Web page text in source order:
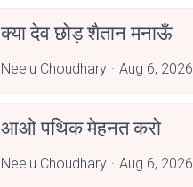
क्या देव छोड़ शैतान मनाऊँ
Neelu Choudhary Aug 6, 2026
आओ पथिक मेहनत करो
Neelu Choudhary Aug 6, 2026